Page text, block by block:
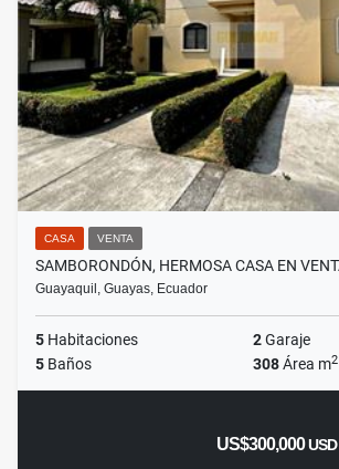
CASA VENTA
SAMBORONDÓN, HERMOSA CASA EN
Guayaquil, Guayas, Ecuador
5 Habitaciones 2Garaje
5 Baños 308Área m2
US$300,000USD